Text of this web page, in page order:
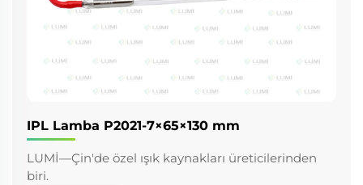
IPL Lamba P2021-7×65×130 mm
LUMİ—Çin'de özel ışık kaynakları üreticilerinden
biri.